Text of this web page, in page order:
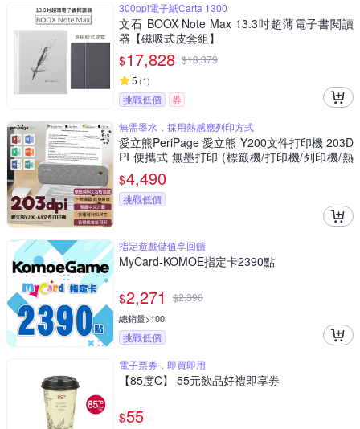
300ppi電子紙Carta 1300
文石 BOOX Note Max 13.3吋超薄電子書閱讀
器【磁吸式皮套組】
$17,828 $18,379
5 (1)
挑戰低價
券
無需墨水，採用熱感應列印方式
愛立熊PeriPage 愛立熊 Y200文件打印機 203D
PI 便攜式 無墨打印 (標籤機/打印機/列印機/熱
感機/熱感應/A4列印/印表機)
$4,490
挑戰低價
指定遊戲儲值享回饋
MyCard-KOMOE指定卡2390點
$2,271 $2,390
總銷量>100
挑戰低價
電子票券，即買即用
【85度C】 55元飲品好禮即享券
$55